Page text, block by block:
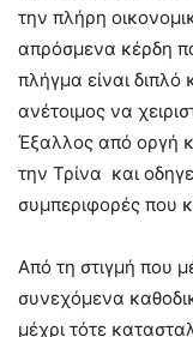
την πλήρη
απρόσμενα κέρδη
πλήγμα είναι διπλό
ανέτοιμος να
Έξαλλος από οργή
την Τρίνα και
συμπεριφορές που
Από τη στιγμή που
συνεχόμενα
μέχρι τότε